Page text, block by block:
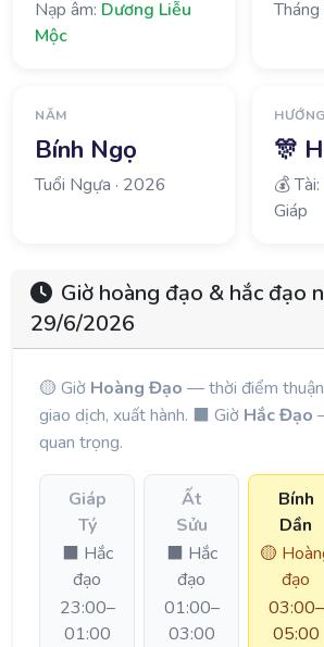
Nạp âm: Dương Liễu
Mộc
NĂM
Bính Ngọ
Tuổi Ngựa · 2026
🎊
💰 Tài:
Giáp
Giờ hoàng đạo & hắc đạo
29/6/2026
🟡 Giờ Hoàng Đạo — thời điểm
giao dịch, xuất hành. ⬛ Giờ Hắc Đạo
quan trọng.
Giáp
Tý
⬛ Hắc
đạo
23:00–
01:00
Ất
Sửu
⬛ Hắc
đạo
01:00–
03:00
Bính
Dần
🟡
đạo
03:00–
05:00